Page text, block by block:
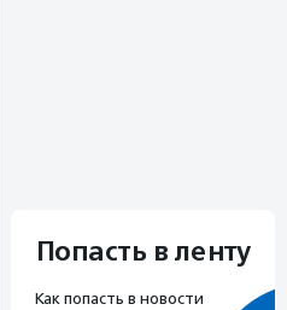
Попасть в ленту
Как попасть в новости